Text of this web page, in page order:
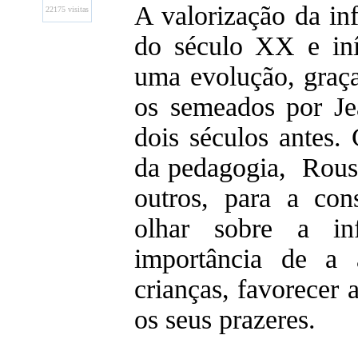
22175 visitas
A valorização da
do século XX e
uma evolução,
os semeados por
dois séculos
da pedagogia,
outros, para a
olhar sobre a
importância de a
crianças, favorecer
os seus prazeres.